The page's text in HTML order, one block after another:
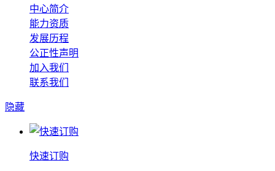
中心简介
能力资质
发展历程
公正性声明
加入我们
联系我们
隐藏
快速订购